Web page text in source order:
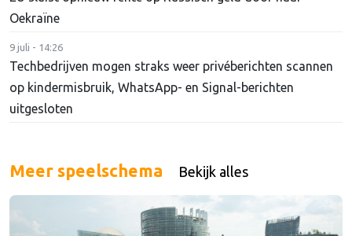
Oekraïne
9 juli - 14:26
Techbedrijven mogen straks weer privéberichten scannen
op kindermisbruik, WhatsApp- en Signal-berichten
uitgesloten
Meer speelschema Bekijk alles